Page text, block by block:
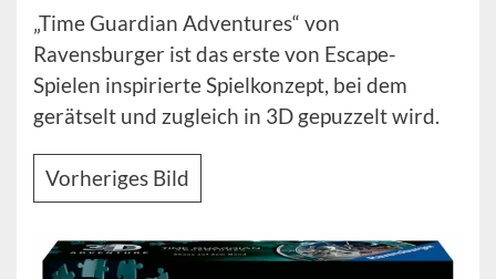
„Time Guardian Adventures“ von
Ravensburger ist das erste von Escape-
Spielen inspirierte Spielkonzept, bei dem
gerätselt und zugleich in 3D gepuzzelt wird.
Vorheriges Bild